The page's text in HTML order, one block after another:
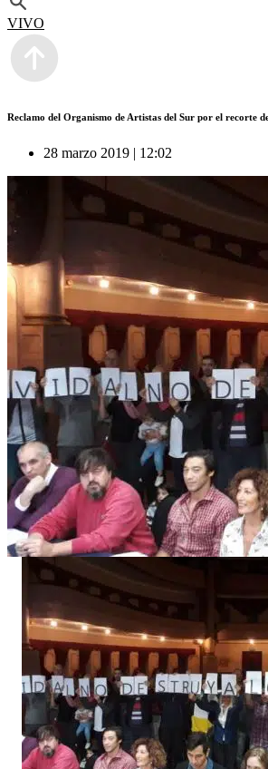
VIVO
Reclamo del Organismo de Artistas del Sur por el recorte
28 marzo 2019 | 12:02